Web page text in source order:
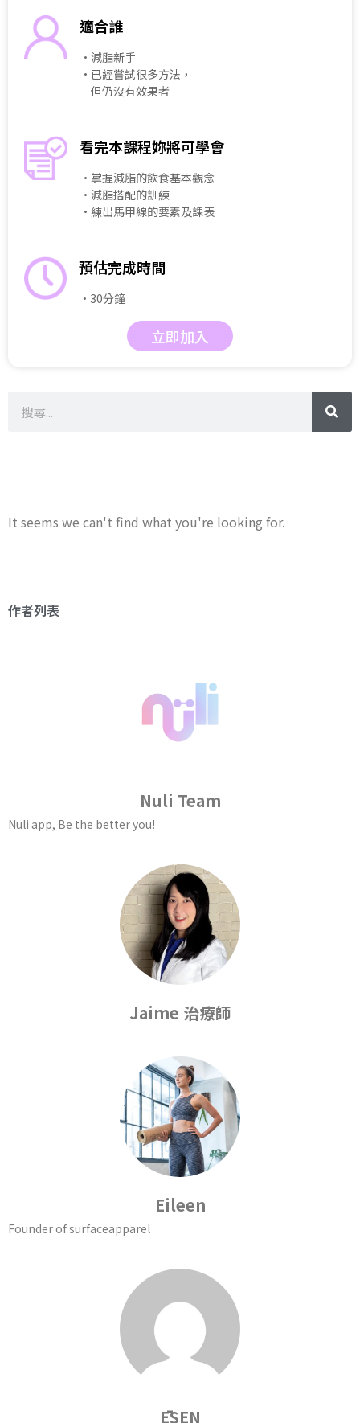
適合誰
・減脂新手
・已經嘗試很多方法，
但仍沒有效果者
看完本課程妳將可學會
・掌握減脂的飲食基本觀念
・減脂搭配的訓練
・練出馬甲線的要素及課表
預估完成時間
・30分鐘
立即加入
It seems we can't find what you're looking for.
作者列表
Nuli Team
Nuli app, Be the better you!
Jaime 治療師
Eileen
Founder of surfaceapparel
ĒSEN